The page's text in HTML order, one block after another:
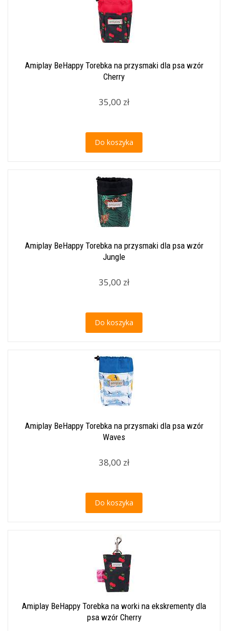
Amiplay BeHappy Torebka na przysmaki dla psa wzór
Cherry
35,00 zł
Do koszyka
Amiplay BeHappy Torebka na przysmaki dla psa wzór
Jungle
35,00 zł
Do koszyka
Amiplay BeHappy Torebka na przysmaki dla psa wzór
Waves
38,00 zł
Do koszyka
Amiplay BeHappy Torebka na worki na ekskrementy dla
psa wzór Cherry